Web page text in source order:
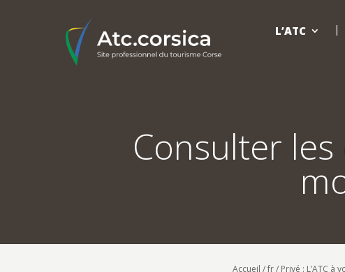
L’ATC
Consulter
Accueil /fr/ Privé : L’ATC à